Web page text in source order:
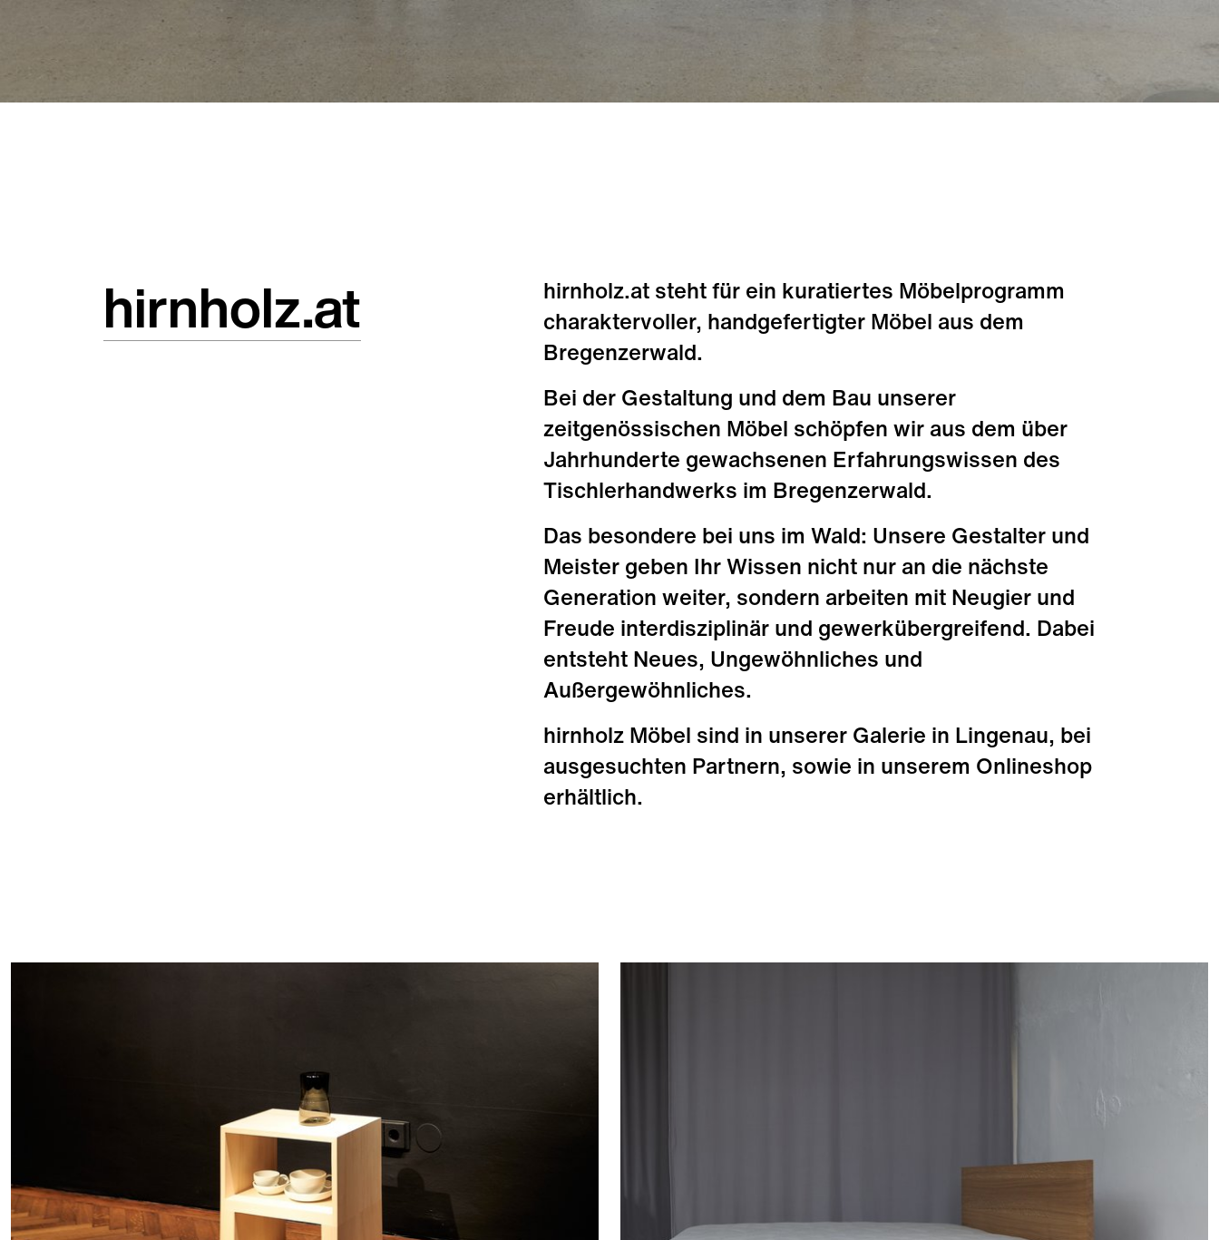
hirnholz.at
hirnholz.at steht für ein kuratiertes Möbelprogramm
charaktervoller, handgefertigter Möbel aus dem
Bregenzerwald.
Bei der Gestaltung und dem Bau unserer
zeitgenössischen Möbel schöpfen wir aus dem über
Jahrhunderte gewachsenen Erfahrungswissen des
Tischlerhandwerks im Bregenzerwald.
Das besondere bei uns im Wald: Unsere Gestalter und
Meister geben Ihr Wissen nicht nur an die nächste
Generation weiter, sondern arbeiten mit Neugier und
Freude interdisziplinär und gewerkübergreifend. Dabei
entsteht Neues, Ungewöhnliches und
Außergewöhnliches.
hirnholz Möbel sind in unserer Galerie in Lingenau, bei
ausgesuchten Partnern, sowie in unserem Onlineshop
erhältlich.